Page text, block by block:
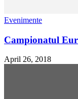
Evenimente
Campionatul
April 26, 2018